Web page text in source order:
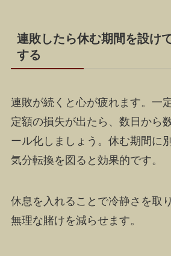
連敗したら休む期間を設け
する
連敗が続くと心が疲れます。一
定額の損失が出たら、数日から
ール化しましょう。休む期間に
気分転換を図ると効果的です。
休息を入れることで冷静さを取
無理な賭けを減らせます。